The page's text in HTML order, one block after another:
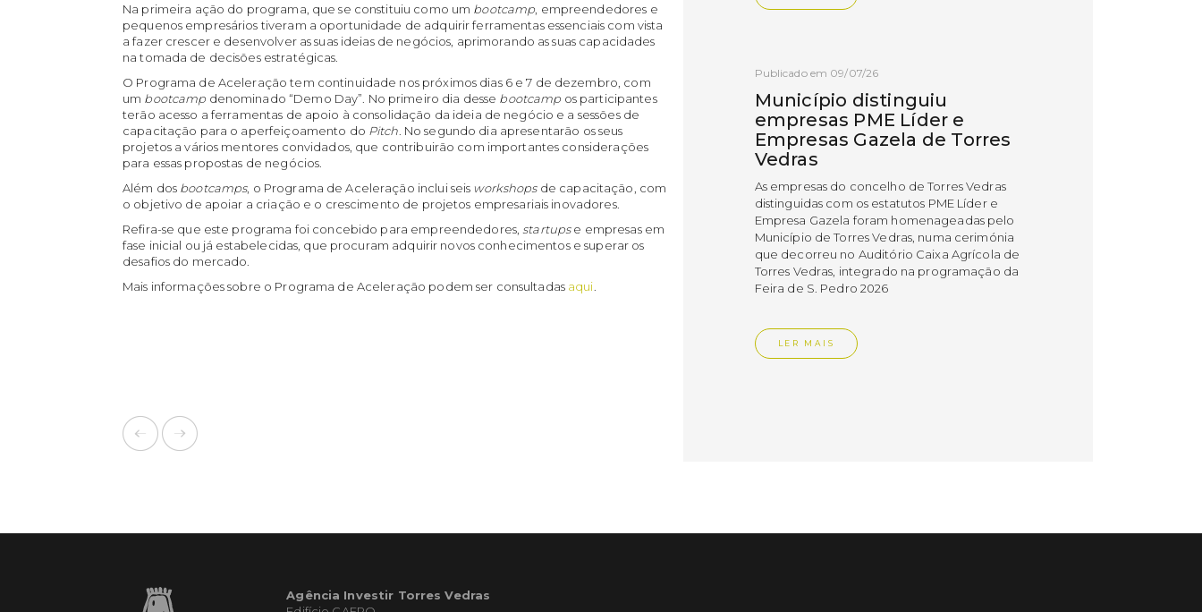
Na primeira ação do programa, que se constituiu como um bootcamp , empreendedores e
pequenos empresários tiveram a oportunidade de adquirir ferramentas essenciais com vista
a fazer crescer e desenvolver as suas ideias de negócios, aprimorando as suas capacidades
na tomada de decisões estratégicas.
O Programa de Aceleração tem continuidade nos próximos dias 6 e 7 de dezembro, com
um bootcamp denominado “Demo Day”. No primeiro dia desse bootcamp os participantes
terão acesso a ferramentas de apoio à consolidação da ideia de negócio e a sessões de
capacitação para o aperfeiçoamento do Pitch . No segundo dia apresentarão os seus
projetos a vários mentores convidados, que contribuirão com importantes considerações
para essas propostas de negócios.
Além dos bootcamps, o Programa de Aceleração inclui seis workshopsde capacitação, com
o objetivo de apoiar a criação e o crescimento de projetos empresariais inovadores.
Refira-se que este programa foi concebido para empreendedores, startupse empresas em
fase inicial ou já estabelecidas, que procuram adquirir novos conhecimentos e superar os
desafios do mercado.
Mais informações sobre o Programa de Aceleração podem ser consultadas aqui
Publicado em 09/07/26
Município distinguiu
empresas PME Líder e
Empresas Gazela de Torres
Vedras
As empresas do concelho de Torres Vedras
distinguidas com os estatutos PME Líder e
Empresa Gazela foram homenageadas pelo
Município de Torres Vedras, numa cerimónia
que decorreu no Auditório Caixa Agrícola de
Torres Vedras, integrado na programação da
Feira de S. Pedro 2026
LER MAIS
Um memorando de entendimento entre o
Agência Investir Torres Vedras